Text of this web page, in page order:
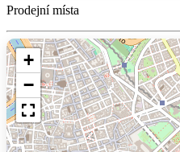
Prodejní místa
+
−